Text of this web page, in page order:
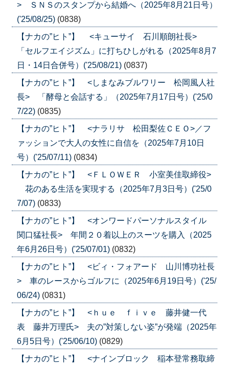
> ＳＮＳのスタンプから結婚へ（2025年8月21日号）
('25/08/25) (0838)
【ナカの”ヒト”】 <キューサイ 石川順朗社長>
「セルフエイジズム」に打ちひしがれる（2025年8月7
日・14日合併号）('25/08/21) (0837)
【ナカの”ヒト”】 <しまなみブルワリー 松岡風人社
長> 「酵母と会話する」（2025年7月17日号）('25/0
7/22) (0835)
【ナカの”ヒト”】 <ナラリサ 松田梨佐ＣＥＯ>／フ
ァッションで大人の女性に自信を（2025年7月10日
号）('25/07/11) (0834)
【ナカの”ヒト”】 <ＦＬＯＷＥＲ 小室美佳取締役>
花のある生活を実現する（2025年7月3日号）('25/0
7/07) (0833)
【ナカの”ヒト”】 <オンワードパーソナルスタイル
関口猛社長> 年間２０着以上のスーツを購入（2025
年6月26日号）('25/07/01) (0832)
【ナカの”ヒト”】 <ビィ・フォアード 山川博功社長
> 車のレースからゴルフに（2025年6月19日号）('25/
06/24) (0831)
【ナカの”ヒト”】 <ｈｕｅ ｆｉｖｅ 藤井健一代
表 藤井万理氏> 夫の”対策しない姿”が発端（2025年
6月5日号）('25/06/10) (0829)
【ナカの”ヒト”】 <ナインブロック 稲本登常務取締